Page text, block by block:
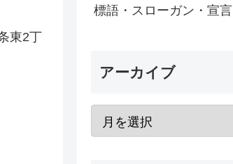
東2丁
標語・スローガン・宣言
アーカイブ